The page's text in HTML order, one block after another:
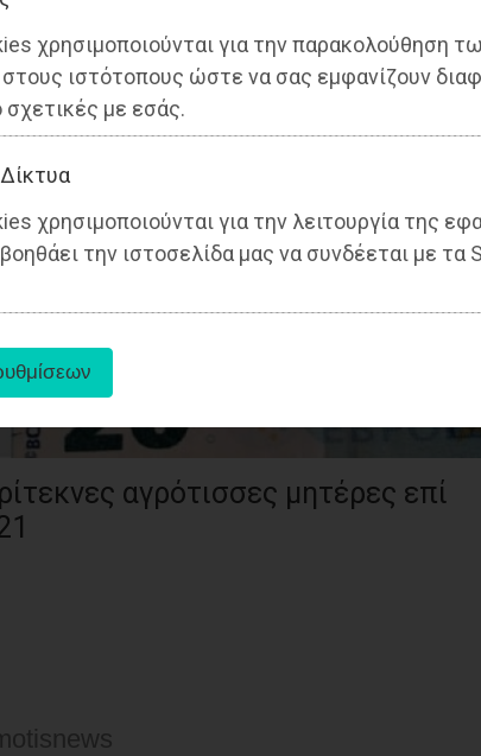
χρησιμοποιούνται για την παρακολούθηση
ιστότοπους ώστε να σας εμφανίζουν
σχετικές με εσάς.
χρησιμοποιούνται για την λειτουργία της
την ιστοσελίδα μας να συνδέεται με τα
αγρότισσες μητέρες επί